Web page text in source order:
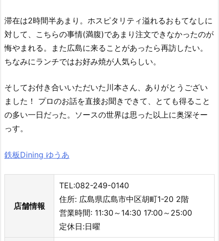
滞在は2時間半あまり。ホスピタリティ溢れるおもてなしに
対して、こちらの事情(満腹)であまり注文できなかったのが
悔やまれる。また広島に来ることがあったら再訪したい。
ちなみにランチではお好み焼が人気らしい。
そしてお付き合いいただいた川本さん、ありがとうござい
ました！ プロのお話を直接お聞きできて、とても得ること
の多い一日だった。ソースの世界は思った以上に奥深そー
っす。
鉄板Dining ゆうあ
店舗情報
TEL:082-249-0140
住所: 広島県広島市中区胡町1-20 2階
営業時間: 11:30～14:30 17:00～25:00
定休日:日曜